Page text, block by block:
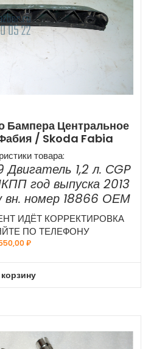
Бампера Центральное
/ Skoda Fabia
товара:
Двигатель 1,2 л. СGP
год выпуска 2013
вн. номер 18866 ОЕМ
ИДЁТ КОРРЕКТИРОВКА
ПО ТЕЛЕФОНУ
₽